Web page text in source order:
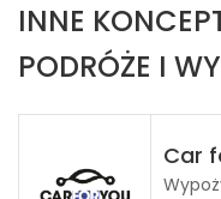
INNE
PODRÓŻE I
Car